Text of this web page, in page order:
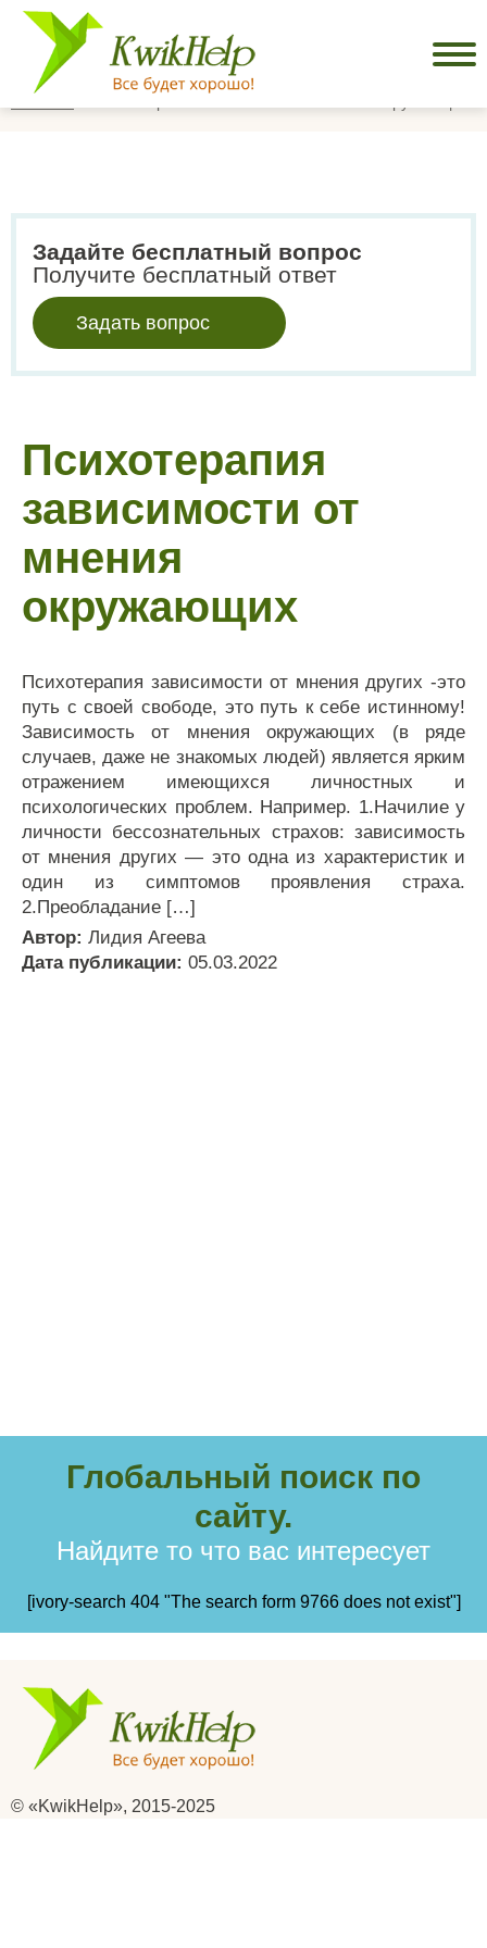
Задайте бесплатный вопрос
Получите бесплатный ответ
Задать вопрос
Психотерапия
зависимости от
мнения
окружающих
Психотерапия зависимости от мнения других -это
путь с своей свободе, это путь к себе истинному!
Зависимость от мнения окружающих (в ряде
случаев, даже не знакомых людей) является ярким
отражением имеющихся личностных и
психологических проблем. Например. 1.Начилие у
личности бессознательных страхов: зависимость
от мнения других — это одна из характеристик и
один из симптомов проявления страха.
2.Преобладание […]
Автор: Лидия Агеева
Дата публикации: 05.03.2022
Глобальный поиск по
сайту.
Найдите то что вас интересует
[ivory-search 404 "The search form 9766 does not exist"]
© «KwikHelp», 2015-2025